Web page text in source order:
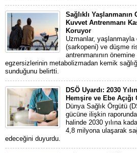
Sağlıklı
Kuvvet Antrenmanı
Koruyor
Uzmanlar, yaşlanmayla
(sarkopeni) ve düşme
antrenmanının
egzersizlerinin metabolizmadan kemik
sunduğunu belirtti.
DSÖ Uyardı: 2030
Hemşire ve Ebe
Dünya Sağlık Örgütü
gücüne ilişkin
halinde 2030 yılına
4,8 milyona ulaşarak
edeceğini duyurdu.